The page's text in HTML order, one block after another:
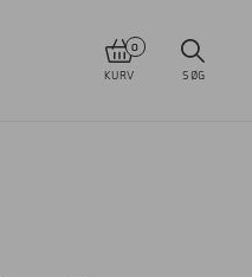
0
KURV SØG